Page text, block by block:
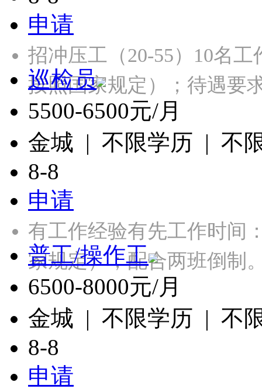
申请
招冲压工（20-55）10名
按照国家规定）；待遇
巡检员
5500-6500元/月
金城 | 不限学历 | 不
8-8
申请
有工作经验有先工作时间
家规定）；配合两班倒
普工/操作工
6500-8000元/月
金城 | 不限学历 | 不
8-8
申请